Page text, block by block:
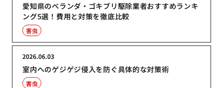
愛知県のベランダ・ゴキブリ駆除業者おすすめランキ
ング5選！費用と対策を徹底比較
害虫
室内へのゲジゲジ侵入を防ぐ具体的な対策術
2026.06.03
害虫